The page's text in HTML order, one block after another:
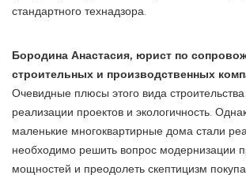
стандартного технадзора.
Бородина Анастасия, юрист по
строительных и производственных
Очевидные плюсы этого вида
реализации проектов и экологичность.
маленькие многоквартирные дома стали
необходимо решить вопрос модернизации
мощностей и преодолеть скептицизм